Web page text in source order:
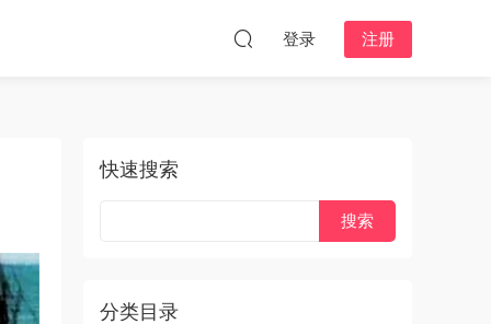
登录 注册
快速搜索
分类目录